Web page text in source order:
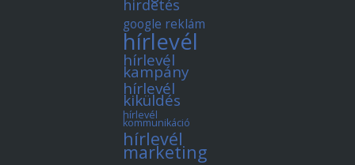
hirdetés
google reklám
hírlevél
hírlevél
kampány
hírlevél
kiküldés
hírlevél
kommunikáció
hírlevél
marketing